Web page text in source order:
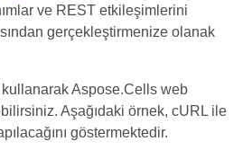
ve REST etkileşimlerini
gerçekleştirmenize olanak
kullanarak Aspose.Cells web
Aşağıdaki örnek, cURL ile
göstermektedir.